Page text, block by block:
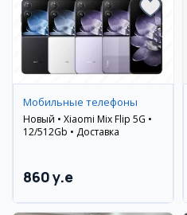
Мобильные телефоны
Новый • Xiaomi Mix Flip 5G •
12/512Gb • Доставка
860 y.e